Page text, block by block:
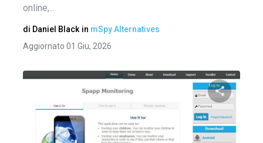
online,...
di Daniel Black in mSpy Alternatives
Aggiornato 01 Giu, 2026
Condividi